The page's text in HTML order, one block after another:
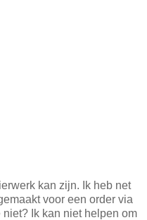
kan zijn. Ik heb net
voor een order via
Ik kan niet helpen om